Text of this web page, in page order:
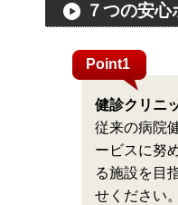
７つの安心
Point1
健診クリニ
従来の病院
ービスに努
る施設を目
せください。